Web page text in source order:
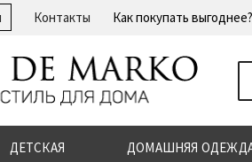
Контакты Как покупать выгоднее?
ДЕТСКАЯ ДОМАШНЯЯ